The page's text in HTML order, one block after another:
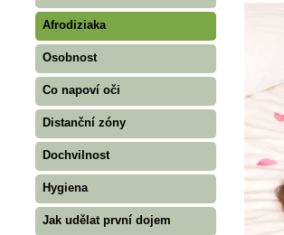
Afrodiziaka
Osobnost
Co napoví oči
Distanční zóny
Dochvilnost
Hygiena
Jak udělat první dojem